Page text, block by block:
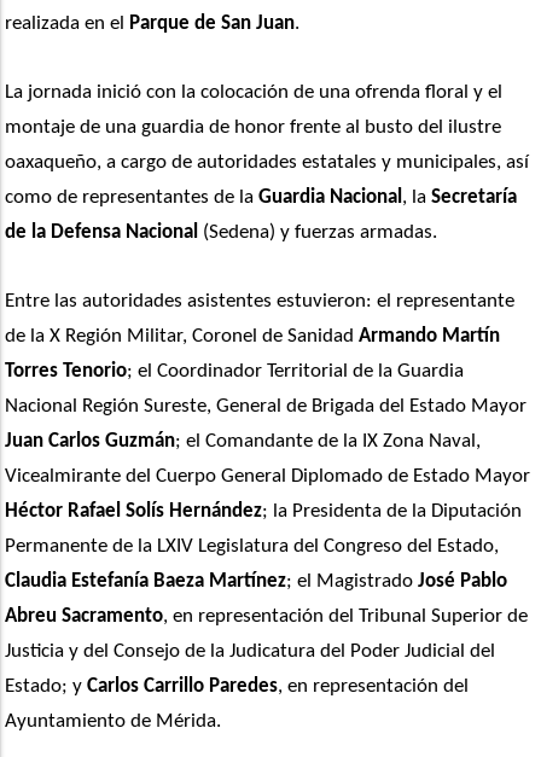
realizada en el
Parque de San Juan.
La jornada inició con la colocación de una ofrenda floral y el
montaje de una guardia de honor frente al busto del ilustre
oaxaqueño, a cargo de autoridades estatales y municipales, así
como de representantes de la Guardia Nacional , la Secretaría
de la Defensa Nacional (Sedena) y fuerzas armadas.
Entre las autoridades asistentes estuvieron: el representante
de la X Región Militar, Coronel de Sanidad Armando Martín
Torres Tenorio; el Coordinador Territorial de la Guardia
Juan Carlos Guzmán; el Comandante de la IX Zona Naval,
Vicealmirante del Cuerpo General Diplomado de Estado Mayor
Héctor Rafael Solís Hernández; la Presidenta de la Diputación
Claudia Estefanía Baeza Martínez; el Magistrado José Pablo
Abreu Sacramento, en representación del Tribunal Superior de
Justicia y del Consejo de la Judicatura del Poder Judicial del
Estado; y Carlos Carrillo Paredes, en representación del
Ayuntamiento de Mérida.